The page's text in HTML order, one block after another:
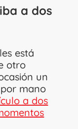
a dos
está
otro
un
mano
a dos